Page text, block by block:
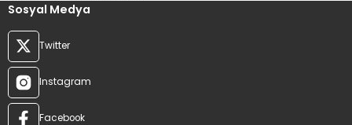
Sosyal Medya
Twitter
Instagram
Facebook